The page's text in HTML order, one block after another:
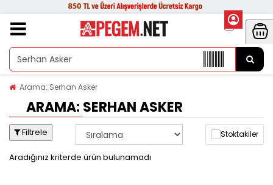
Arama: Serhan Asker
ARAMA: SERHAN ASKER
Filtrele Stoktakiler
Aradığınız kriterde ürün bulunamadı